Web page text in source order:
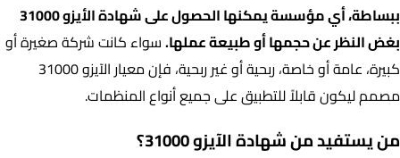
ببساطة، أي مؤسسة يمكنها الحصول على شهادة الأيزو 31000
بغض النظر عن حجمها أو طبيعة عملها.سواء كانت شركة صغيرة أو
كبيرة، عامة أو خاصة، ربحية أو غير ربحية، فإن معيار الآيزو 31000
مصمم ليكون قابلاً للتطبيق على جميع أنواع المنظمات.
من يستفيد من شهادة الآيزو 31000؟